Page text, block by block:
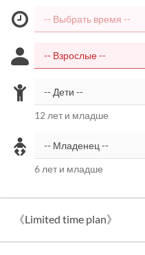
12 лет и младше
6 лет и младше
《Limited time plan》